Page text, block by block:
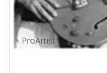
ProArtist